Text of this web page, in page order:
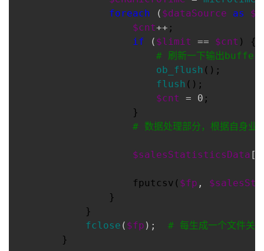
foreach ( $dataSource as
$cnt++ ;
if ( $limit == $cnt ) {
# 刷新一下输出buffer
ob_flush ();
flush ();
$cnt
= 0 ;
                    }
# 数据处理部分，根据自身业
$salesStatisticsData
                    fputcsv(
$fp ,
                }
            }
fclose ( $fp ); # 每生成一个文件关闭
        }